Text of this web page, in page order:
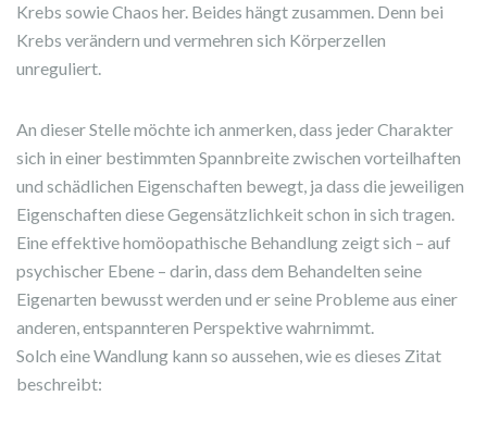
Krebs sowie Chaos her. Beides hängt zusammen. Denn bei
Krebs verändern und vermehren sich Körperzellen
unreguliert.
An dieser Stelle möchte ich anmerken, dass jeder Charakter
sich in einer bestimmten Spannbreite zwischen vorteilhaften
und schädlichen Eigenschaften bewegt, ja dass die jeweiligen
Eigenschaften diese Gegensätzlichkeit schon in sich tragen.
Eine effektive homöopathische Behandlung zeigt sich – auf
psychischer Ebene – darin, dass dem Behandelten seine
Eigenarten bewusst werden und er seine Probleme aus einer
anderen, entspannteren Perspektive wahrnimmt.
Solch eine Wandlung kann so aussehen, wie es dieses Zitat
beschreibt: